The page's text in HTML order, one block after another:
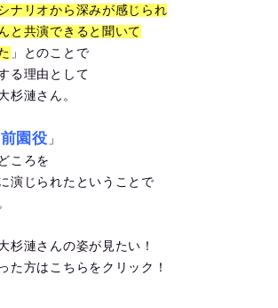
ナリオから深みが感じられ
と共演できると聞いて
」とのことで
る理由として
杉漣さん。
園役 」
ころを
演じられたということで
杉漣さんの姿が見たい！
た方はこちらをクリック！